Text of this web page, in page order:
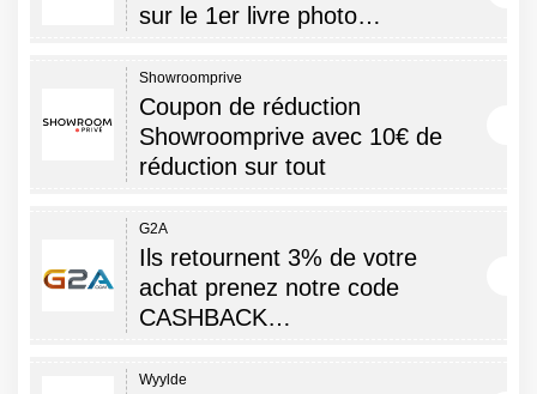
sur le 1er livre photo…
Showroomprive
Coupon de réduction
Showroomprive avec 10€ de
réduction sur tout
G2A
Ils retournent 3% de votre
achat prenez notre code
CASHBACK…
Wyylde